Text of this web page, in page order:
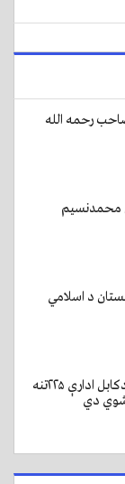
رحمه الله
محمدنسیم
د اسلامي
دعوت او ارشاد: په فبروري میاشت کي دکابل ادارې ۲۲۵تنه
شوي دي